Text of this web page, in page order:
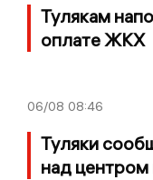
Тулякам
оплате ЖКХ
06/08 08:46
Туляки
над центром